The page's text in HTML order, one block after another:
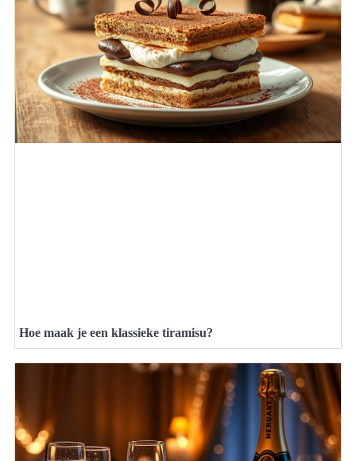
Hoe maak je een klassieke tiramisu?